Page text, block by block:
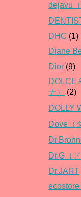
dejavu
DHC (1)
Diane
Dior (9)
DOLCE
ナ）
(2)
DOLLY
Dove（
Dr.G（
Dr.JART
ecostore